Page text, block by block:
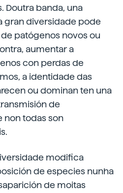
Doutra banda, una
gran diversidade pode
patógenos novos ou
aumentar a
con perdas de
a identidade das
ou dominan ten una
de
non todas son
modifica
de especies nunha
de moitas